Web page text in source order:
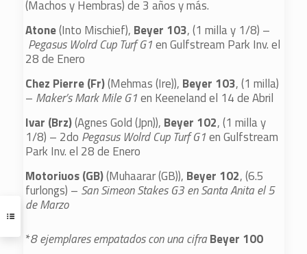
(Machos y Hembras) de 3 años y más.
Atone(Into Mischief), Beyer 103, (1 milla y 1/8) –
Pegasus Wolrd Cup Turf G1en Gulfstream Park Inv. el
28 de Enero
Chez Pierre (Fr)(Mehmas (Ire)), Beyer 103, (1 milla)
– Maker’s Mark Mile G1en Keeneland el 14 de Abril
Ivar (Brz)(Agnes Gold (Jpn)), Beyer 102, (1 milla y
1/8) – 2do Pegasus Wolrd Cup Turf G1en Gulfstream
Park Inv. el 28 de Enero
Motoriuos (GB)(Muhaarar (GB)), Beyer 102, (6.5
furlongs) – San Simeon Stakes G3 en Santa Anita el 5
de Marzo
*8 ejemplares empatados con una cifraBeyer 100